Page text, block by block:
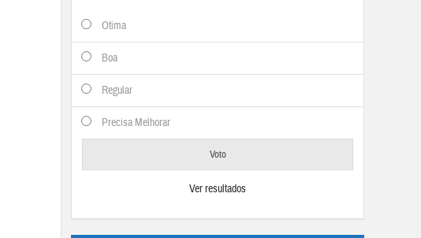
Otima
Boa
Regular
Precisa Melhorar
Ver resultados